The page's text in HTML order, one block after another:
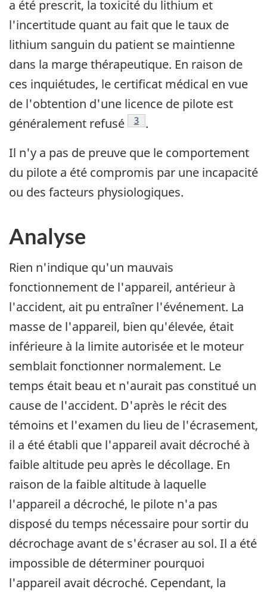
a été prescrit, la toxicité du lithium et
l'incertitude quant au fait que le taux de
lithium sanguin du patient se maintienne
dans la marge thérapeutique. En raison de
ces inquiétudes, le certificat médical en vue
de l'obtention d'une licence de pilote est
généralement refusé
Note de bas de page
3 .
Il n'y a pas de preuve que le comportement
du pilote a été compromis par une incapacité
ou des facteurs physiologiques.
Analyse
Rien n'indique qu'un mauvais
fonctionnement de l'appareil, antérieur à
l'accident, ait pu entraîner l'événement. La
masse de l'appareil, bien qu'élevée, était
inférieure à la limite autorisée et le moteur
semblait fonctionner normalement. Le
temps était beau et n'aurait pas constitué un
cause de l'accident. D'après le récit des
témoins et l'examen du lieu de l'écrasement,
il a été établi que l'appareil avait décroché à
faible altitude peu après le décollage. En
raison de la faible altitude à laquelle
l'appareil a décroché, le pilote n'a pas
disposé du temps nécessaire pour sortir du
décrochage avant de s'écraser au sol. Il a été
impossible de déterminer pourquoi
l'appareil avait décroché. Cependant, la